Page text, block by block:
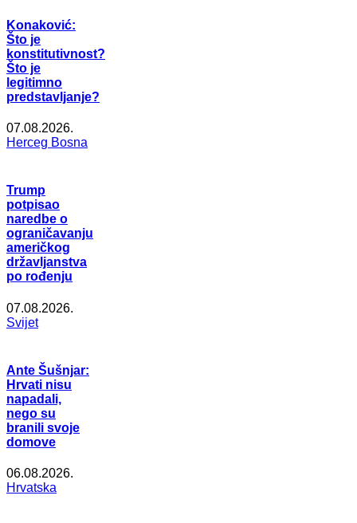
Konaković:
Što je
konstitutivnost?
Što je
legitimno
predstavljanje?
07.08.2026.
Herceg Bosna
Trump
potpisao
naredbe o
ograničavanju
američkog
državljanstva
po rođenju
07.08.2026.
Svijet
Ante Šušnjar:
Hrvati nisu
napadali,
nego su
branili svoje
domove
06.08.2026.
Hrvatska